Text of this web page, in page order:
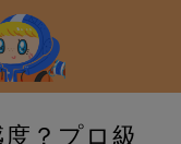
？プロ級